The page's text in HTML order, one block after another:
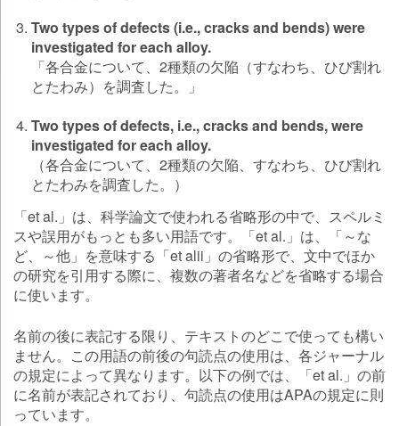
Two types of defects (i.e., cracks and bends) were
investigated for each alloy.
「各合金について、2種類の欠陥（すなわち、ひび割れ
とたわみ）を調査した。」
Two types of defects, i.e., cracks and bends, were
investigated for each alloy.
（各合金について、2種類の欠陥、すなわち、ひび割れ
とたわみを調査した。）
「et al.」は、科学論文で使われる省略形の中で、スペルミ
スや誤用がもっとも多い用語です。「et al.」は、「～な
ど、～他」を意味する「et alii」の省略形で、文中でほか
の研究を引用する際に、複数の著者名などを省略する場合
に使います。
名前の後に表記する限り、テキストのどこで使っても構い
ません。この用語の前後の句読点の使用は、各ジャーナル
の規定によって異なります。以下の例では、「et al.」の前
に名前が表記されており、句読点の使用はAPAの規定に則
っています。